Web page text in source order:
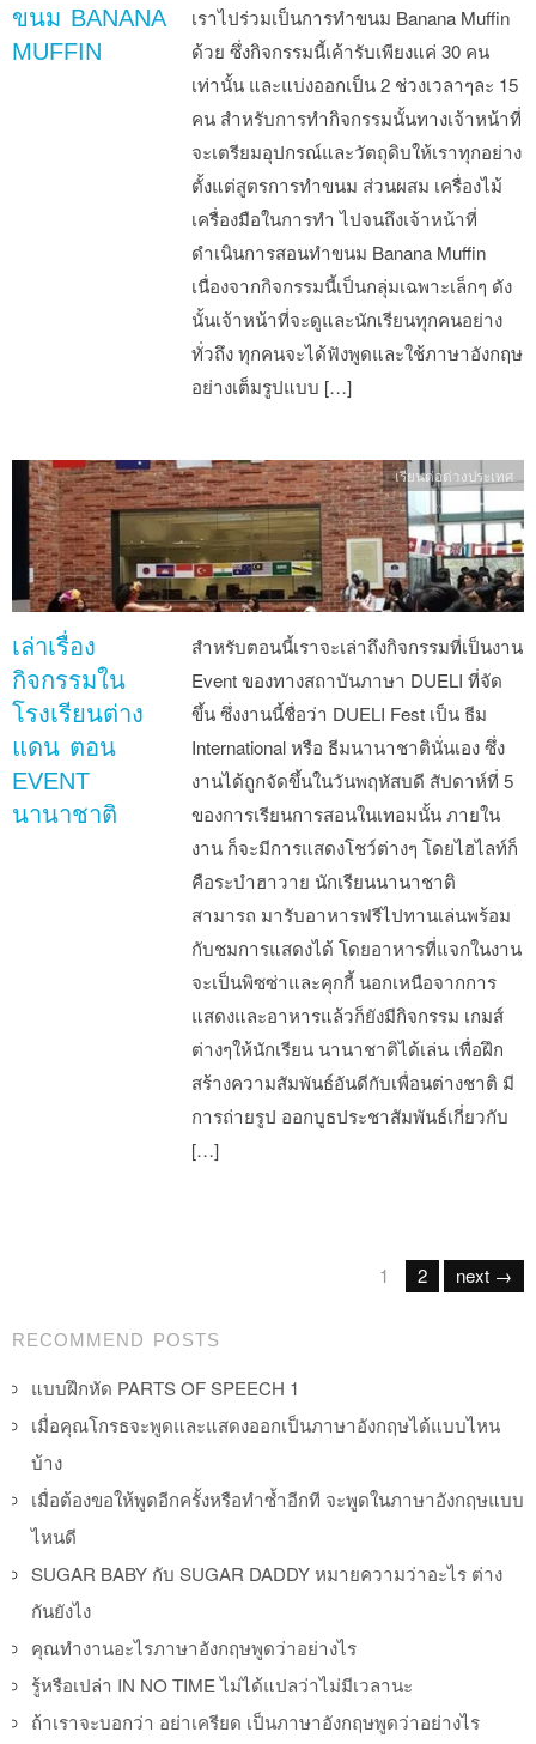
ขนม BANANA
MUFFIN
เราไปร่วมเป็นการทำขนม Banana Muffin
ด้วย ซึ่งกิจกรรมนี้เค้ารับเพียงแค่ 30 คน
เท่านั้น และแบ่งออกเป็น 2 ช่วงเวลาๆละ 15
คน สำหรับการทำกิจกรรมนั้นทางเจ้าหน้าที่
จะเตรียมอุปกรณ์และวัตถุดิบให้เราทุกอย่าง
ตั้งแต่สูตรการทำขนม ส่วนผสม เครื่องไม้
เครื่องมือในการทำ ไปจนถึงเจ้าหน้าที่
ดำเนินการสอนทำขนม Banana Muffin
เนื่องจากกิจกรรมนี้เป็นกลุ่มเฉพาะเล็กๆ ดัง
นั้นเจ้าหน้าที่จะดูและนักเรียนทุกคนอย่าง
ทั่วถึง ทุกคนจะได้ฟังพูดและใช้ภาษาอังกฤษ
อย่างเต็มรูปแบบ […]
เล่าเรื่อง
กิจกรรมใน
โรงเรียนต่าง
แดน ตอน
EVENT
นานาชาติ
สำหรับตอนนี้เราจะเล่าถึงกิจกรรมที่เป็นงาน
Event ของทางสถาบันภาษา DUELI ที่จัด
ขึ้น ซึ่งงานนี้ชื่อว่า DUELI Fest เป็น ธีม
International หรือ ธีมนานาชาตินั่นเอง ซึ่ง
งานได้ถูกจัดขึ้นในวันพฤหัสบดี สัปดาห์ที่ 5
ของการเรียนการสอนในเทอมนั้น ภายใน
งาน ก็จะมีการแสดงโชว์ต่างๆ โดยไฮไลท์ก็
คือระบำฮาวาย นักเรียนนานาชาติ
สามารถ มารับอาหารฟรีไปทานเล่นพร้อม
กับชมการแสดงได้ โดยอาหารที่แจกในงาน
จะเป็นพิซซ่าและคุกกี้ นอกเหนือจากการ
แสดงและอาหารแล้วก็ยังมีกิจกรรม เกมส์
ต่างๆให้นักเรียน นานาชาติได้เล่น เพื่อฝึก
สร้างความสัมพันธ์อันดีกับเพื่อนต่างชาติ มี
การถ่ายรูป ออกบูธประชาสัมพันธ์เกี่ยวกับ
[…]
เรียนต่อต่างประเทศ
Post navigation
1 2 next →
RECOMMEND POSTS
แบบฝึกหัด PARTS OF SPEECH 1
เมื่อคุณโกรธจะพูดและแสดงออกเป็นภาษาอังกฤษได้แบบไหน
บ้าง
เมื่อต้องขอให้พูดอีกครั้งหรือทำซ้ำอีกที จะพูดในภาษาอังกฤษแบบ
ไหนดี
SUGAR BABY กับ SUGAR DADDY หมายความว่าอะไร ต่าง
กันยังไง
คุณทำงานอะไรภาษาอังกฤษพูดว่าอย่างไร
รู้หรือเปล่า IN NO TIME ไม่ได้แปลว่าไม่มีเวลานะ
ถ้าเราจะบอกว่า อย่าเครียด เป็นภาษาอังกฤษพูดว่าอย่างไร